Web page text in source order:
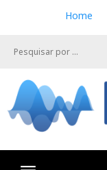
e
Home